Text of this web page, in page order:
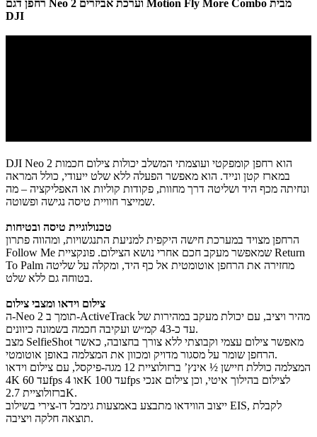
רחפן דגם Neo 2 וערכת אביזרים Motion Fly More Combo מבית
DJI
DJI Neo 2 הוא רחפן קומפקטי ועוצמתי המשלב יכולות צילום חכמות
במארז קטן ונייד. הוא מאפשר הפעלה ללא שלט ייעודי, כולל המראה
ונחיתה מכף היד ושליטה דרך מחוות, פקודות קוליות או האפליקציה – מה
שמייצר חוויית טיסה נגישה ופשוטה.
טכנולוגיית טיסה ובטיחות
הרחפן מצויד במערכת חישה היקפית למניעת התנגשויות, ומהווה פתרון
Follow Me שמאפשר מעקב חכם אחרי נושא הצילום. פונקציית Return
To Palm מחזירה את הרחפן אוטומטית אל כף היד, ומקלה על שליטה
בטוחה גם ללא שלט.
צילום וידאו ומצבי צילום
ה-Neo 2 תומך ב-ActiveTrack מהיר ויציב, עם יכולת מעקב במהירות של
עד כ-43 קמ״ש ועקיבה חכמה בשמונה כיוונים.
מצב SelfieShot מאפשר צילום עצמי וקבוצתי ללא צורך בחצובה, כאשר
הרחפן שומר על מסגור מדויק ומכוון את המצלמה באופן אוטומטי.
המצלמה כוללת חיישן ½ אינץ’ ברזולוציית 12 מגה-פיקסל, עם צילום וידאו
4K עד 60fps או 4K עד 100fps לצילום בהילוך איטי, וכן צילום אנכי
ברזולוציית 2.7K.
ייצוב הווידאו מתבצע באמצעות גימבל דו-צירי בשילוב EIS, לקבלת
תוצאה חלקה ויציבה.